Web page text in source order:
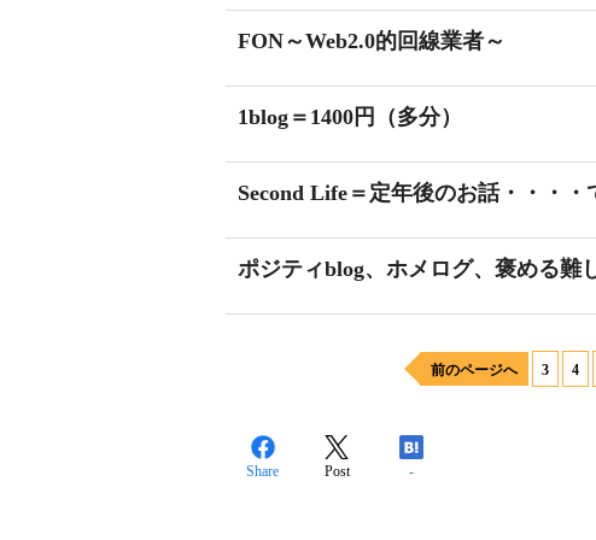
FON～Web2.0的回線業者～
1blog＝1400円（多分）
Second Life＝定年後のお話・・・・
ポジティblog、ホメログ、褒める難
前のページへ 3 4
Share Post -